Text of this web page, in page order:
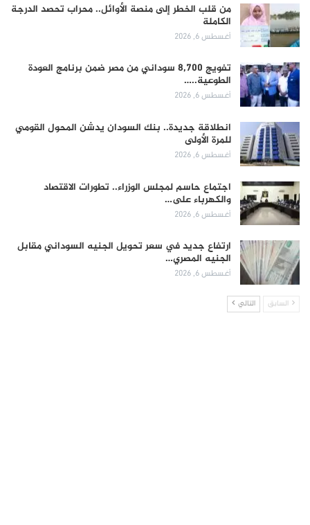
من قلب الخطر إلى منصة الأوائل.. محراب تحصد الدرجة
الكاملة
أغسطس 6, 2026
تفويج 8,700 سوداني من مصر ضمن برنامج العودة
الطوعية..…
أغسطس 6, 2026
انطلاقة جديدة.. بنك السودان يدشن المحول القومي
للمرة الأولى
أغسطس 6, 2026
اجتماع حاسم لمجلس الوزراء.. تطورات الاقتصاد
والكهرباء على…
أغسطس 6, 2026
ارتفاع جديد في سعر تحويل الجنيه السوداني مقابل
الجنيه المصري…
أغسطس 6, 2026
السابق التالي